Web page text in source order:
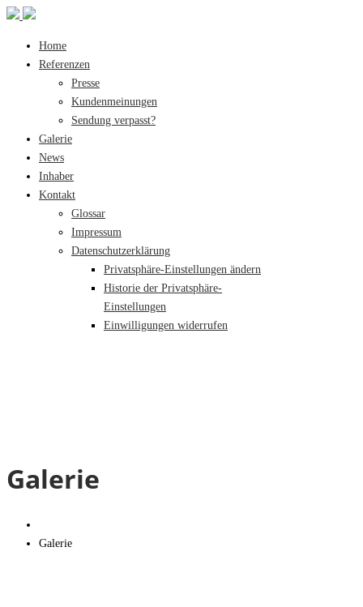
Home
Referenzen
Presse
Kundenmeinungen
Sendung verpasst?
Galerie
News
Inhaber
Kontakt
Glossar
Impressum
Datenschutzerklärung
Privatsphäre-Einstellungen ändern
Historie der Privatsphäre-
Einstellungen
Einwilligungen widerrufen
Galerie
Galerie